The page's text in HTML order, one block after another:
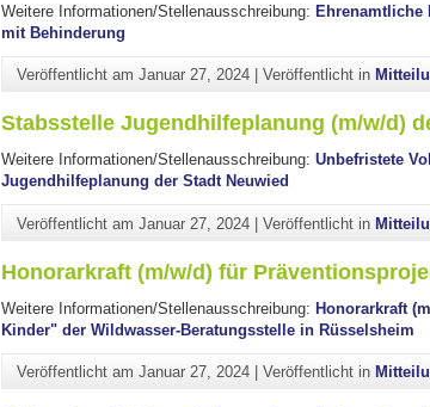
Weitere Informationen/Stellenausschreibung: Ehrenamtliche
mit Behinderung
Veröffentlicht amJanuar 27, 2024 |Veröffentlicht in
Stabsstelle Jugendhilfeplanung (m/w/d)
Weitere Informationen/Stellenausschreibung: Unbefristete
Jugendhilfeplanung der Stadt Neuwied
Veröffentlicht amJanuar 27, 2024 |Veröffentlicht in
Honorarkraft (m/w/d) für
Weitere Informationen/Stellenausschreibung: Honorarkraft
Kinder" der Wildwasser-Beratungsstelle in Rüsselsheim
Veröffentlicht amJanuar 27, 2024 |Veröffentlicht in